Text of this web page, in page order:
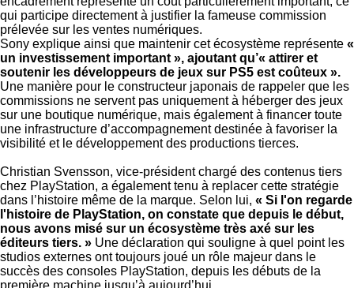
qui participe directement à justifier la fameuse commission
prélevée sur les ventes numériques.
Sony explique ainsi que maintenir cet écosystème représente «
un investissement important », ajoutant qu’« attirer et
soutenir les développeurs de jeux sur PS5 est coûteux ».
Une manière pour le constructeur japonais de rappeler que les
commissions ne servent pas uniquement à héberger des jeux
sur une boutique numérique, mais également à financer toute
une infrastructure d’accompagnement destinée à favoriser la
visibilité et le développement des productions tierces.
Christian Svensson, vice-président chargé des contenus tiers
chez PlayStation, a également tenu à replacer cette stratégie
dans l’histoire même de la marque. Selon lui, « Si l'on regarde
l'histoire de PlayStation, on constate que depuis le début,
nous avons misé sur un écosystème très axé sur les
éditeurs tiers. » Une déclaration qui souligne à quel point les
studios externes ont toujours joué un rôle majeur dans le
succès des consoles PlayStation, depuis les débuts de la
première machine jusqu’à aujourd’hui.